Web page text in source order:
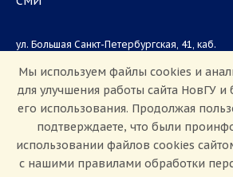
ул. Большая Санкт-Петербургская, 41, каб.
Приемная комиссия: +7(8162)33-20-44
Мы используем файлы cookies и
для улучшения работы сайта НовГУ и
его использования. Продолжая
подтверждаете, что были
использовании файлов cookies
с нашими правилами обработки